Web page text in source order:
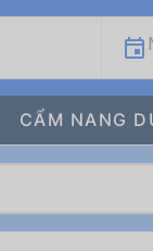
CẨM NANG